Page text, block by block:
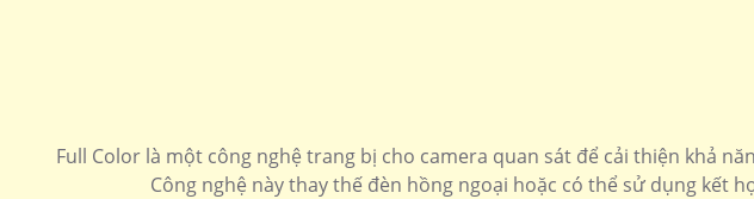
Full Color là một công nghệ trang bị cho camera quan sát để cải thiện khả
Công nghệ này thay thế đèn hồng ngoại hoặc có thể sử dụng kết